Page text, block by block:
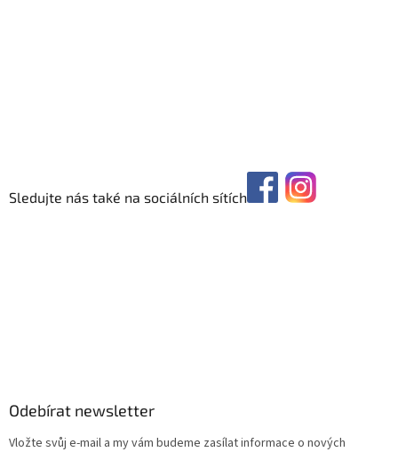
Sledujte nás také na sociálních sítích
Odebírat newsletter
Vložte svůj e-mail a my vám budeme zasílat informace o nových